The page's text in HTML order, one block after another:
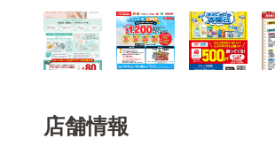
店舗情報